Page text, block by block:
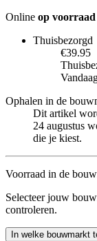
Online op voorraad
Thuisbezorgd
€39.95
Ophalen in de
Dit artikel
24 augustus
die je kiest.
Voorraad in de
Selecteer jouw
controleren.
In welke bouwmarkt